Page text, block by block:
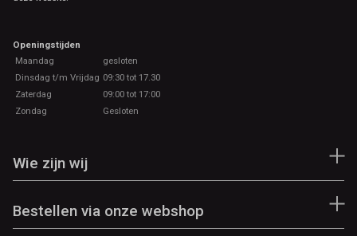
Openingstijden
Maandag
gesloten
Dinsdag t/m Vrijdag 09:30 tot 17.30
Zaterdag
09:00 tot 17:00
Zondag
Gesloten
Wie zijn wij
Bestellen via onze webshop